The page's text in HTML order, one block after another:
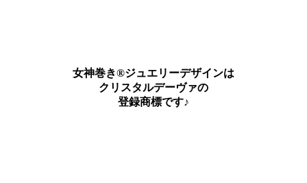
女神巻き®ジュエリーデザインは
クリスタルデーヴァの
登録商標です♪